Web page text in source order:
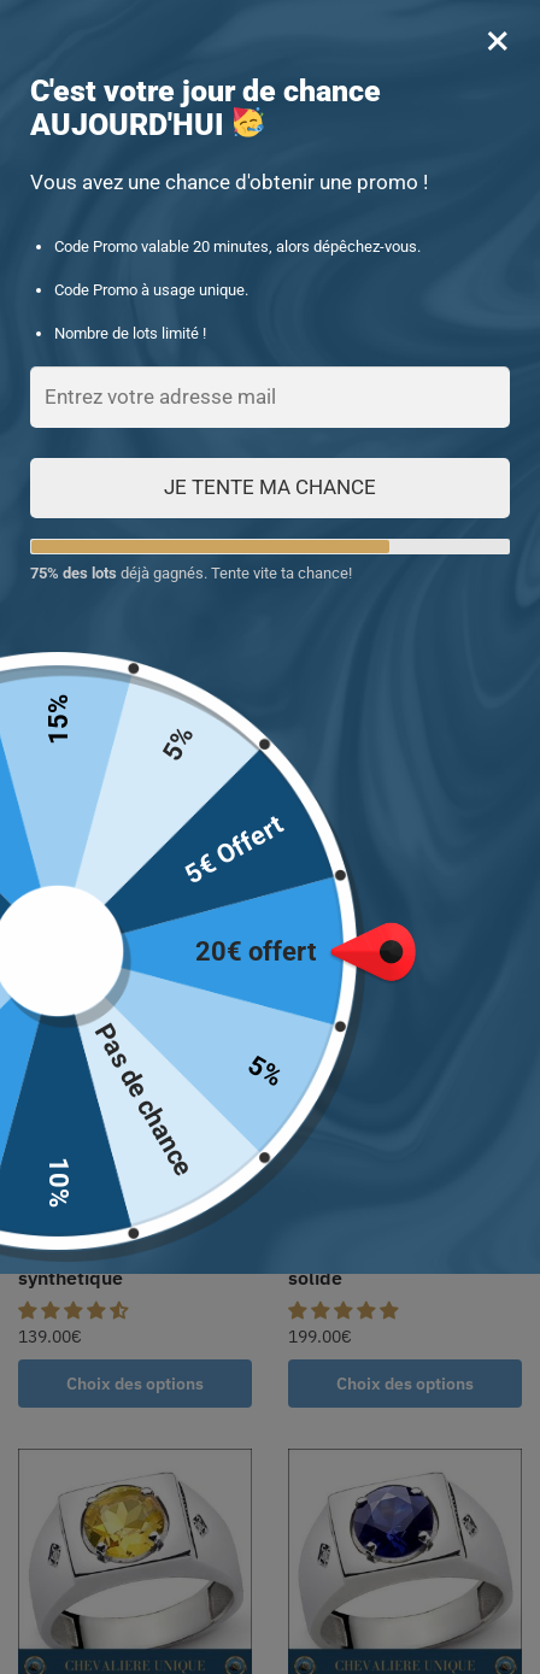
0
-15% offert des 60€ d’achat avec le code : UNIQUE15
Accueil / Chevalière homme de luxe
Chevalière homme de luxe
FILTRES
Affichage de 1–24 sur 53 résultats
Bague chevalière homme
argent 925 avec la pierre
69.00
Choix des options
pierre bleue
74.00 €
Choix des options
Bague chevalière argent
massif en pierre saphir
synthétique
139.00€
Choix des options
solide
199.00€
Choix des options
×
C'est votre jour de chance
AUJOURD'HUI
Vous avez une chance d'obtenir une promo !
Code Promo valable 20 minutes, alors dépêchez-vous.
Code Promo à usage unique.
Nombre de lots limité !
JE TENTE MA CHANCE
75% des lots déjà gagnés. Tente vite ta chance!
20€ offert
5%
Pas de chance
10%
15% 5%
5€ Offert